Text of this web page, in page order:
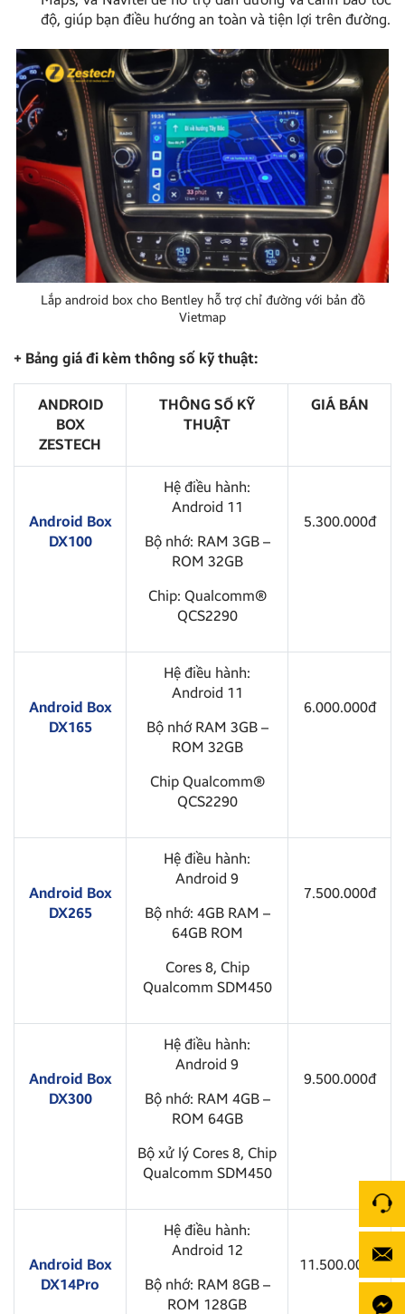
độ, giúp bạn điều hướng an toàn và tiện lợi trên đường.
Lắp android box cho Bentley hỗ trợ chỉ đường với bản đồ
Vietmap
+ Bảng giá đi kèm thông số kỹ thuật:
ANDROID
BOX
ZESTECH
THÔNG SỐ KỸ
THUẬT
GIÁ BÁN
Android Box
DX100
Hệ điều hành:
Android 11
Bộ nhớ: RAM 3GB –
ROM 32GB
Chip: Qualcomm®
QCS2290
5.300.000đ
Android Box
DX165
Hệ điều hành:
Android 11
Bộ nhớ RAM 3GB –
ROM 32GB
Chip Qualcomm®
QCS2290
6.000.000đ
Android Box
DX265
Hệ điều hành:
Android 9
Bộ nhớ: 4GB RAM –
64GB ROM
Cores 8, Chip
Qualcomm SDM450
7.500.000đ
Android Box
DX300
Hệ điều hành:
Android 9
Bộ nhớ: RAM 4GB –
ROM 64GB
Bộ xử lý Cores 8, Chip
Qualcomm SDM450
9.500.000đ
Android Box
DX14Pro
Hệ điều hành:
Android 12
Bộ nhớ: RAM 8GB –
ROM 128GB
11.500.000đ